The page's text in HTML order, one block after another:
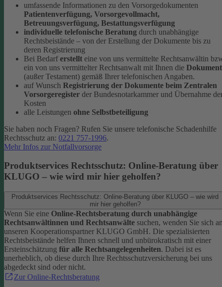
umfassende Informationen zu den Vorsorgedokumenten
Patientenverfügung, Vorsorgevollmacht,
Betreuungsverfügung, Bestattungsverfügung
individuelle telefonische Beratung durch unabhängige
Rechtsbeistände – von der Erstellung der Dokumente bis zu
deren Registrierung
Bei Bedarf erstellt eine von uns vermittelte Rechtsanwältin
ein von uns vermittelter Rechtsanwalt mit Ihnen die
(außer Testament) gemäß Ihrer telefonischen Angaben.
auf Wunsch Registrierung der Dokumente beim Zentralen
Vorsorgeregister der Bundesnotarkammer und Übernahme
Kosten
alle Leistungen ohne Selbstbeteiligung
Sie haben noch Fragen? Rufen Sie unsere telefonische Schadenhilfe
Rechtsschutz an: 0221 757-1996.
Mehr Infos zur Notfallvorsorge
Produktservices Rechtsschutz: Online-Beratung über
KLUGO – wie wird mir hier geholfen?
Produktservices Rechtsschutz: Online-Beratung über KLUGO – wie wird
mir hier geholfen?
Wenn Sie eine Online-Rechtsberatung durch unabhängige
Rechtsanwältinnen und Rechtsanwälte suchen, wenden Sie sich
unseren Kooperationspartner KLUGO GmbH. Die spezialisierten
Rechtsbeistände helfen Ihnen schnell und unbürokratisch mit einer
Ersteinschätzung für alle Rechtsangelegenheiten. Dabei ist es
unerheblich, ob diese durch Ihre Rechtsschutzversicherung bei uns
abgedeckt sind oder nicht.
Zur Online-Rechtsberatung